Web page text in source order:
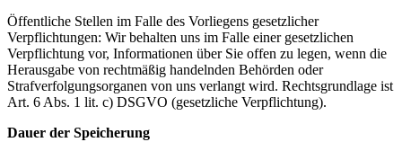
Öffentliche Stellen im Falle des Vorliegens gesetzlicher
Verpflichtungen: Wir behalten uns im Falle einer gesetzlichen
Verpflichtung vor, Informationen über Sie offen zu legen, wenn die
Herausgabe von rechtmäßig handelnden Behörden oder
Strafverfolgungsorganen von uns verlangt wird. Rechtsgrundlage ist
Art. 6 Abs. 1 lit. c) DSGVO (gesetzliche Verpflichtung).
Dauer der Speicherung